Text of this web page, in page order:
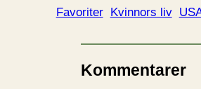
Favoriter Kvinnors liv
Kommentarer